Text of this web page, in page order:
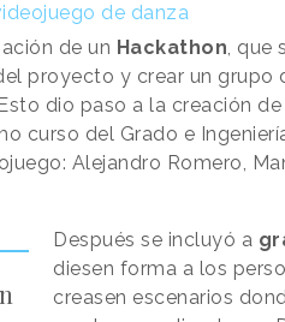
de danza
de un Hackathon, que
proyecto y crear un grupo
dio paso a la creación
curso del Grado e
Alejandro Romero,
Después se incluyó a
diesen forma a los
creasen escenarios